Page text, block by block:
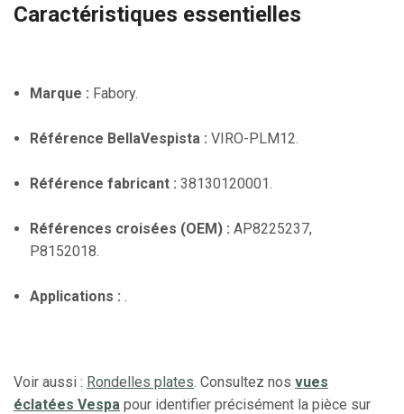
Caractéristiques essentielles
Marque : Fabory.
Référence BellaVespista : VIRO-PLM12.
Référence fabricant : 38130120001.
Références croisées (OEM) : AP8225237,
P8152018.
Applications : .
Voir aussi : Rondelles plates. Consultez nos vues
éclatées Vespa pour identifier précisément la pièce sur